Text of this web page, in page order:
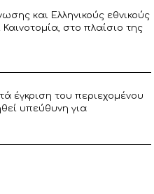
και Ελληνικούς εθνικούς
στο πλαίσιο της
έγκριση του περιεχομένου
υπεύθυνη για